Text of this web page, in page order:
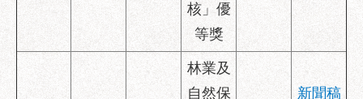
挖
資
訊
核」優
等獎
林業及
自然保
新聞稿